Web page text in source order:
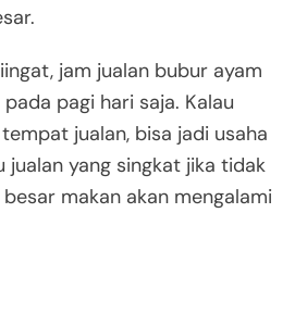
jam jualan bubur ayam
pagi hari saja. Kalau
jualan, bisa jadi usaha
jualan yang singkat jika tidak
makan akan mengalami